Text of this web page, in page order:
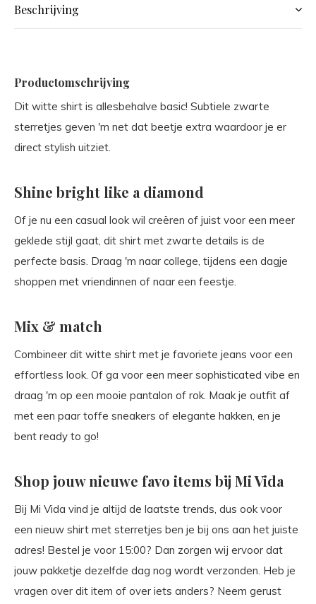
Beschrijving
Productomschrijving
Dit witte shirt is allesbehalve basic! Subtiele zwarte
sterretjes geven 'm net dat beetje extra waardoor je er
direct stylish uitziet.
Shine bright like a diamond
Of je nu een casual look wil creëren of juist voor een meer
geklede stijl gaat, dit shirt met zwarte details is de
perfecte basis. Draag 'm naar college, tijdens een dagje
shoppen met vriendinnen of naar een feestje.
Mix & match
Combineer dit witte shirt met je favoriete jeans voor een
effortless look. Of ga voor een meer sophisticated vibe en
draag 'm op een mooie pantalon of rok. Maak je outfit af
met een paar toffe sneakers of elegante hakken, en je
bent ready to go!
Shop jouw nieuwe favo items bij Mi Vida
Bij Mi Vida vind je altijd de laatste trends, dus ook voor
een nieuw shirt met sterretjes ben je bij ons aan het juiste
adres! Bestel je voor 15:00? Dan zorgen wij ervoor dat
jouw pakketje dezelfde dag nog wordt verzonden. Heb je
vragen over dit item of over iets anders? Neem gerust